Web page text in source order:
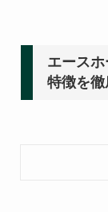
エース
特徴を